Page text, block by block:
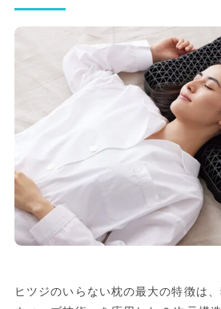
ヒツジのいらない枕の最大の特徴は